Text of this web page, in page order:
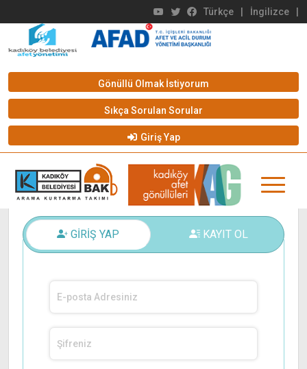
Türkçe İngilizce
Gönüllü Olmak İstiyorum
Sıkça Sorulan Sorular
Giriş Yap
GİRİŞ YAP KAYIT OL